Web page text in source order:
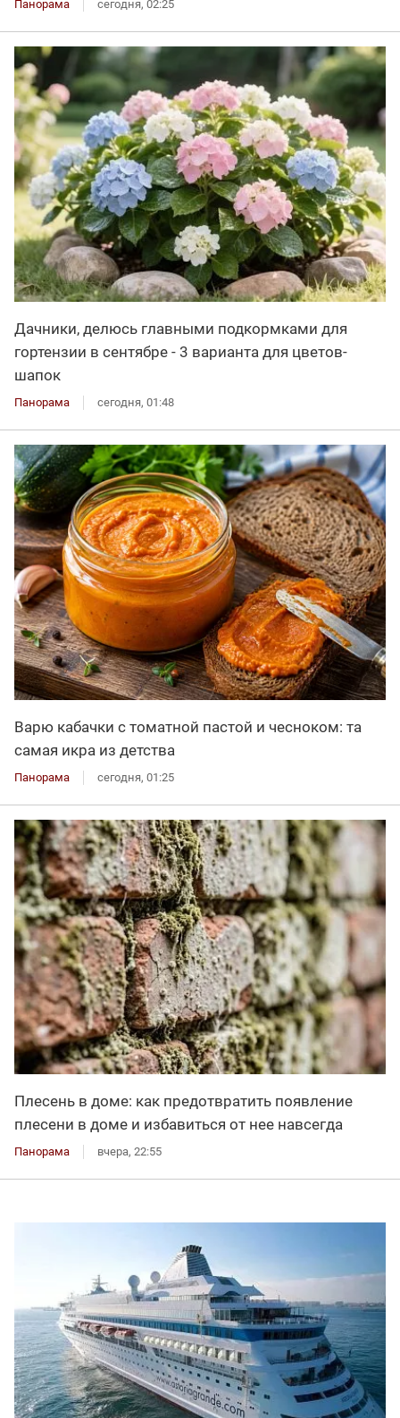
Панорама сегодня, 02:25
Дачники, делюсь главными подкормками для
гортензии в сентябре - 3 варианта для цветов-
шапок
Панорама сегодня, 01:48
Варю кабачки с томатной пастой и чесноком: та
самая икра из детства
Панорама сегодня, 01:25
Плесень в доме: как предотвратить появление
плесени в доме и избавиться от нее навсегда
Панорама вчера, 22:55